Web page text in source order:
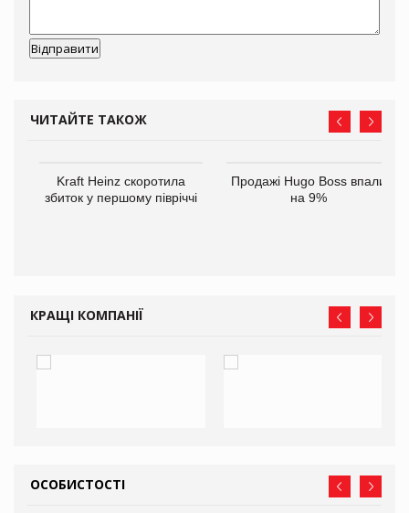
ЧИТАЙТЕ ТАКОЖ
Kraft Heinz скоротила
збиток у першому півріччі
Продажі Hugo Boss впали
на 9%
КРАЩІ КОМПАНІЇ
ОСОБИСТОСТІ